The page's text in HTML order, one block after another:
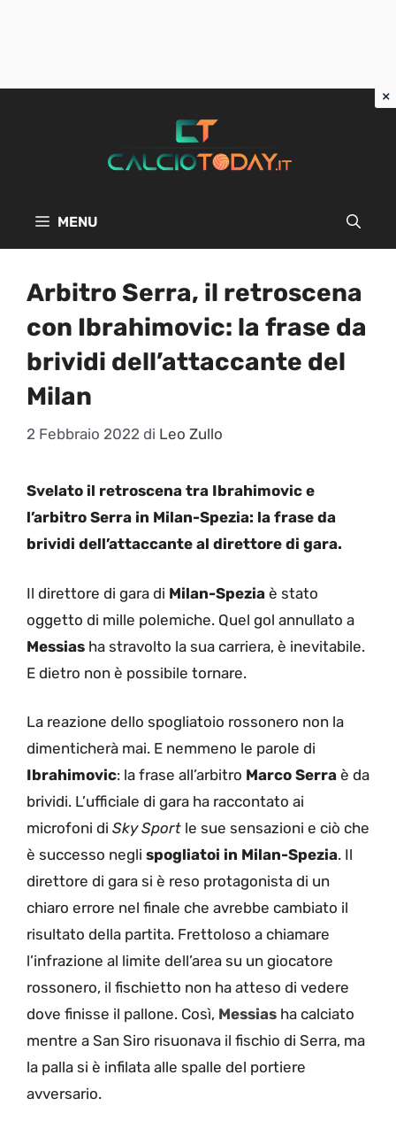
MENU
Arbitro Serra, il retroscena
con Ibrahimovic: la frase da
brividi dell’attaccante del
Milan
2 Febbraio 2022 di Leo Zullo
Svelato il retroscena tra Ibrahimovic e
l’arbitro Serra in Milan-Spezia: la frase da
brividi dell’attaccante al direttore di gara.
Il direttore di gara di Milan-Spezia è stato
oggetto di mille polemiche. Quel gol annullato a
Messias ha stravolto la sua carriera, è inevitabile.
E dietro non è possibile tornare.
La reazione dello spogliatoio rossonero non la
dimenticherà mai. E nemmeno le parole di
Ibrahimovic: la frase all’arbitro Marco Serra è da
brividi. L’ufficiale di gara ha raccontato ai
microfoni di Sky Sport le sue sensazioni e ciò che
è successo negli spogliatoi in Milan-Spezia. Il
direttore di gara si è reso protagonista di un
chiaro errore nel finale che avrebbe cambiato il
risultato della partita. Frettoloso a chiamare
l’infrazione al limite dell’area su un giocatore
rossonero, il fischietto non ha atteso di vedere
dove finisse il pallone. Così, Messias ha calciato
mentre a San Siro risuonava il fischio di Serra, ma
la palla si è infilata alle spalle del portiere
avversario.